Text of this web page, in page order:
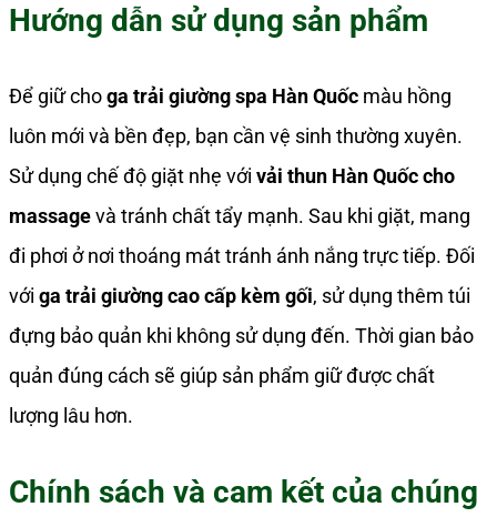
Hướng dẫn sử dụng sản phẩm
Để giữ choga trải giường spa Hàn Quốc màu hồng
luôn mới và bền đẹp, bạn cần vệ sinh thường xuyên.
Sử dụng chế độ giặt nhẹ với vải thun Hàn Quốc cho
massagevà tránh chất tẩy mạnh. Sau khi giặt, mang
đi phơi ở nơi thoáng mát tránh ánh nắng trực tiếp. Đối
với ga trải giường cao cấp kèm gối, sử dụng thêm túi
đựng bảo quản khi không sử dụng đến. Thời gian bảo
quản đúng cách sẽ giúp sản phẩm giữ được chất
lượng lâu hơn.
Chính sách và cam kết của chúng